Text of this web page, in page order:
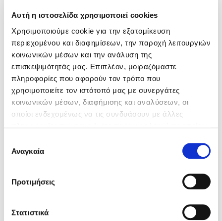
Αυτή η ιστοσελίδα χρησιμοποιεί cookies
Χρησιμοποιούμε cookie για την εξατομίκευση
περιεχομένου και διαφημίσεων, την παροχή λειτουργιών
κοινωνικών μέσων και την ανάλυση της
επισκεψιμότητάς μας. Επιπλέον, μοιραζόμαστε
πληροφορίες που αφορούν τον τρόπο που
χρησιμοποιείτε τον ιστότοπό μας με συνεργάτες
κοινωνικών μέσων, διαφήμισης και αναλύσεων, οι
οποίοι ενδεχομένως να τις συνδυάσουν με άλλες
των υπηρεσιών τους.
συγκατάθεσης
Αναγκαία
Προτιμήσεις
Στατιστικά
Η Ασφάλεια Αυτοκινήτου που σου
ταιριάζει!
Πάρε τη σωστή κάλυψη με τη
καλύτερη τιμή.
Ασφαλίσου Εδώ
Βήμα 3ο